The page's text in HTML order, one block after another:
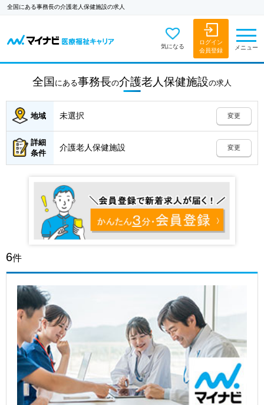
全国にある事務長の介護老人保健施設の求人
気になる
ログイン
会員登録
メニュー
全国 にある事務長の介護老人保健施設の求人
地域 未選択 変更
詳細
条件
介護老人保健施設 変更
6件